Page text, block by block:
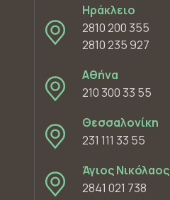
Ηράκλειο
2810 200 355
2810 235 927
Αθήνα
210 300 33 55
Θεσσαλονίκη
231 111 33 55
Άγιος Νικόλαος
2841 021 738